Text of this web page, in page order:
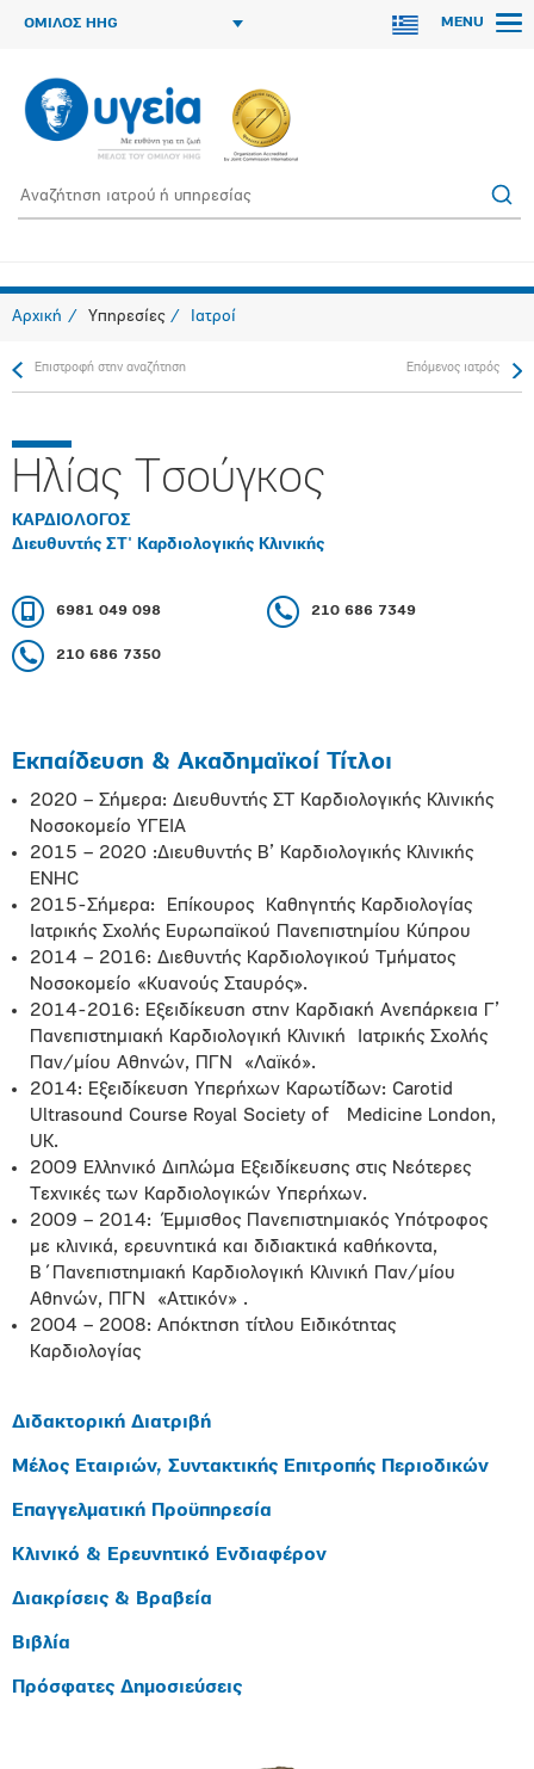
ΟΜΙΛΟΣ HHG MENU
Αρχική Υπηρεσίες Ιατροί
Επιστροφή στην αναζήτηση Επόμενος ιατρός
Ηλίας Τσούγκος
ΚΑΡΔΙΟΛΟΓΟΣ
Διευθυντής ΣΤ' Καρδιολογικής Κλινικής
6981 049 098 210 686 7349
210 686 7350
Εκπαίδευση & Ακαδημαϊκοί Τίτλοι
2020 – Σήμερα: Διευθυντής ΣΤ Καρδιολογικής Κλινικής
Νοσοκομείο ΥΓΕΙΑ
2015 – 2020 :Διευθυντής Β’ Καρδιολογικής Κλινικής
ENHC
2015-Σήμερα: Επίκουρος Καθηγητής Καρδιολογίας
Ιατρικής Σχολής Ευρωπαϊκού Πανεπιστημίου Κύπρου
2014 – 2016: Διεθυντής Καρδιολογικού Τμήματος
Νοσοκομείο «Κυανούς Σταυρός».
2014-2016: Εξειδίκευση στην Καρδιακή Ανεπάρκεια Γ’
Πανεπιστημιακή Καρδιολογική Κλινική Ιατρικής Σχολής
Παν/μίου Αθηνών, ΠΓΝ «Λαϊκό».
2014: Εξειδίκευση Υπερήχων Καρωτίδων: Carotid
Ultrasound Course Royal Society of Medicine London,
UK.
2009 Ελληνικό Διπλώμα Εξειδίκευσης στις Νεότερες
Τεχνικές των Καρδιολογικών Υπερήχων.
2009 – 2014: Έμμισθος Πανεπιστημιακός Υπότροφος
με κλινικά, ερευνητικά και διδιακτικά καθήκοντα,
Β΄Πανεπιστημιακή Καρδιολογική Κλινική Παν/μίου
Αθηνών, ΠΓΝ «Αττικόν» .
2004 – 2008: Απόκτηση τίτλου Ειδικότητας
Καρδιολογίας
Διδακτορική Διατριβή
Μέλος Εταιριών, Συντακτικής Επιτροπής Περιοδικών
Επαγγελματική Προϋπηρεσία
Κλινικό & Ερευνητικό Ενδιαφέρον
Διακρίσεις & Βραβεία
Βιβλία
Πρόσφατες Δημοσιεύσεις